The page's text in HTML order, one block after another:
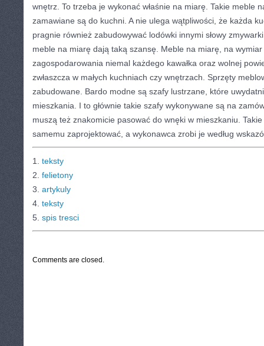
wnętrz. To trzeba je wykonać właśnie na miarę. Takie meble
zamawiane są do kuchni. A nie ulega wątpliwości, że każda
pragnie również zabudowywać lodówki innymi słowy
meble na miarę dają taką szansę. Meble na miarę, na
zagospodarowania niemal każdego kawałka oraz wolnej
zwłaszcza w małych kuchniach czy wnętrzach. Sprzęty
zabudowane. Bardo modne są szafy lustrzane, które
mieszkania. I to głównie takie szafy wykonywane są na
muszą też znakomicie pasować do wnęki w mieszkaniu.
samemu zaprojektować, a wykonawca zrobi je według
1. teksty
2. felietony
3. artykuly
4. teksty
5. spis tresci
Comments are closed.